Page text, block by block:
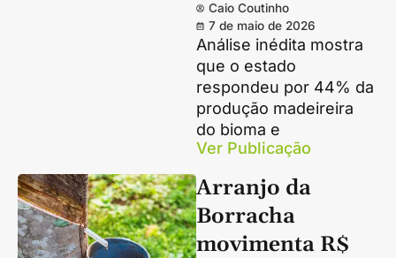
Caio Coutinho
7 de maio de 2026
Análise inédita mostra
que o estado
respondeu por 44% da
produção madeireira
do bioma e
Ver Publicação
Arranjo da
Borracha
movimenta R$